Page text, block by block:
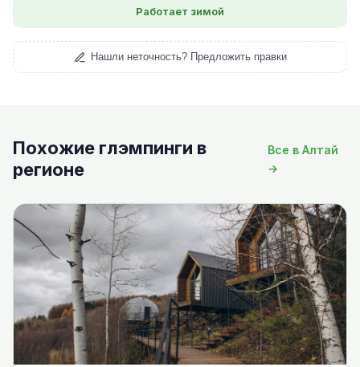
Работает зимой
Нашли неточность? Предложить правки
Похожие глэмпинги в
регионе
Все в Алтай
→